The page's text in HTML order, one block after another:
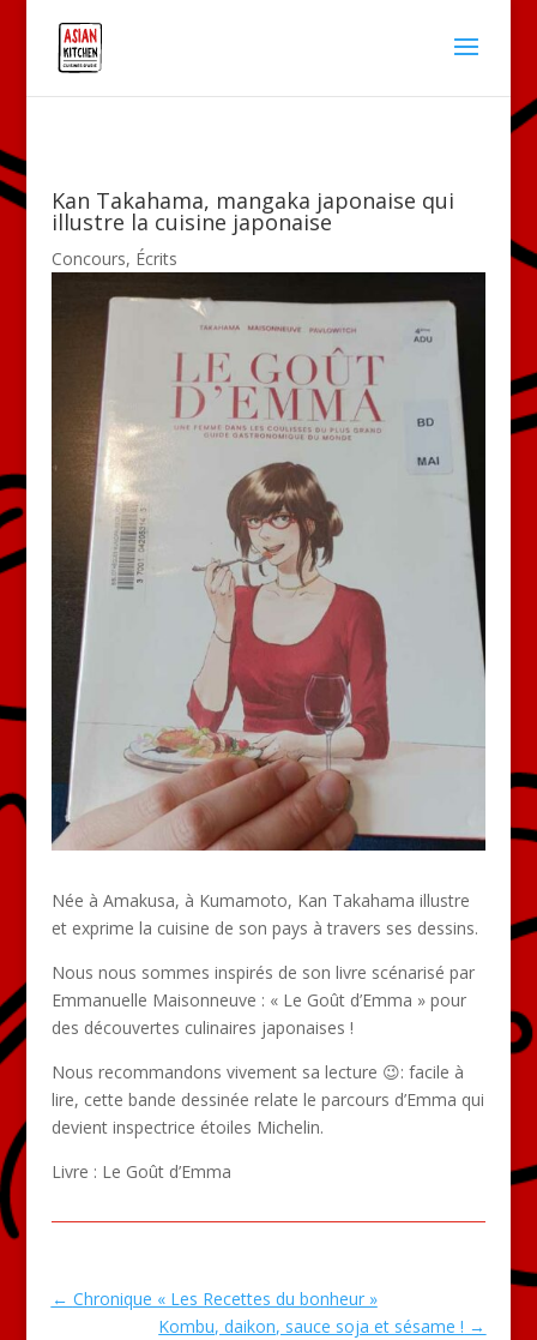
Kan Takahama, mangaka japonaise qui
illustre la cuisine japonaise
Concours, Écrits
Née à Amakusa, à Kumamoto, Kan Takahama illustre
et exprime la cuisine de son pays à travers ses dessins.
Nous nous sommes inspirés de son livre scénarisé par
Emmanuelle Maisonneuve : « Le Goût d’Emma » pour
des découvertes culinaires japonaises !
Nous recommandons vivement sa lecture 😉: facile à
lire, cette bande dessinée relate le parcours d’Emma qui
devient inspectrice étoiles Michelin.
Livre : Le Goût d’Emma
← Chronique « Les Recettes du bonheur »
Kombu, daikon, sauce soja et sésame ! →